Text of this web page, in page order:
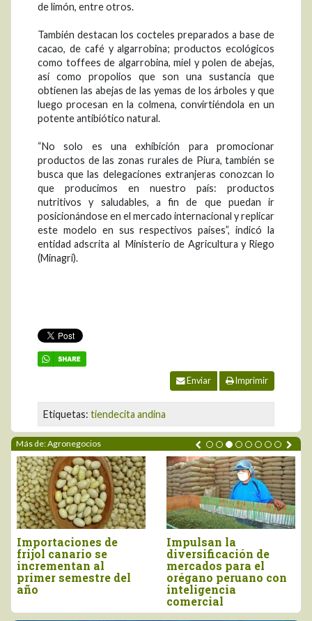
de limón, entre otros.
También destacan los cocteles preparados a base de
cacao, de café y algarrobina; productos ecológicos
como toffees de algarrobina, miel y polen de abejas,
así como propolios que son una sustancia que
obtienen las abejas de las yemas de los árboles y que
luego procesan en la colmena, convirtiéndola en un
potente antibiótico natural.
“No solo es una exhibición para promocionar
productos de las zonas rurales de Piura, también se
busca que las delegaciones extranjeras conozcan lo
que producimos en nuestro país: productos
nutritivos y saludables, a fin de que puedan ir
posicionándose en el mercado internacional y replicar
este modelo en sus respectivos países”, indicó la
entidad adscrita al Ministerio de Agricultura y Riego
(Minagri).
Enviar Imprimir
Etiquetas: tiendecita andina
Más de: Agronegocios
de
se
al
semestre del
Impulsan la
diversificación de
mercados para el
orégano peruano con
inteligencia
comercial
y junio